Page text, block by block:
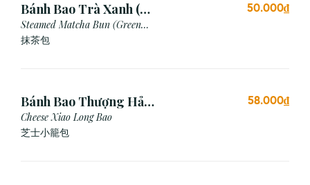
Bánh Bao Trà Xanh (3
Cái)
Steamed Matcha Bun (Green
Tea Bun)
抹茶包
50.000₫
Bánh Bao Thượng Hải
Phô Mai (3 Viên)
Cheese Xiao Long Bao
芝士小籠包
58.000₫